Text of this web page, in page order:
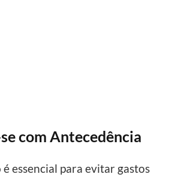
com Antecedência
essencial para evitar gastos